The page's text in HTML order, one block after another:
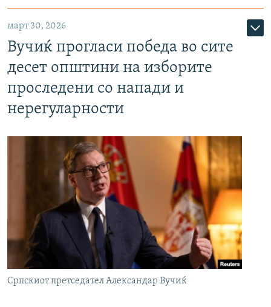
март 30, 2026
Вучиќ прогласи победа во сите
десет општини на изборите
проследени со напади и
нерегуларности
Српскиот претседател Александар Вучиќ